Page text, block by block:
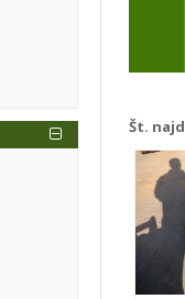
Št.